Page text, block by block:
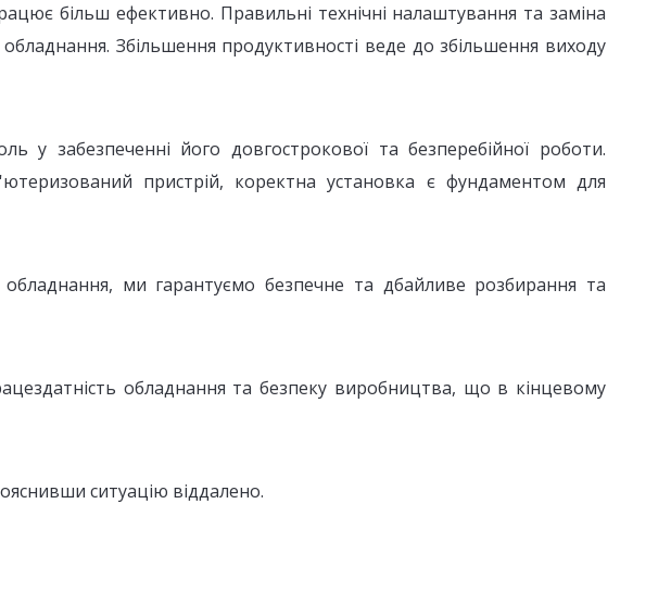
більш ефективно. Правильні технічні налаштування та заміна
Збільшення продуктивності веде до збільшення виходу
забезпеченні його довгострокової та безперебійної роботи.
пристрій, коректна установка є фундаментом для
ми гарантуємо безпечне та дбайливе розбирання та
обладнання та безпеку виробництва, що в кінцевому
ситуацію віддалено.